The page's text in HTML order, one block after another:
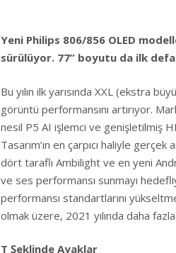
Yeni Philips 806/856 OLED
sürülüyor. 77” boyutu da ilk defa
Bu yılın ilk yarısında XXL (ekstra
görüntü performansını artırıyor.
nesil P5 AI işlemci ve genişletilmiş
Tasarım’ın en çarpıcı haliyle
dört taraflı Ambilight ve en yeni
ve ses performansı sunmayı
performansı standartlarını
olmak üzere, 2021 yılında daha
T Şeklinde Ayaklar